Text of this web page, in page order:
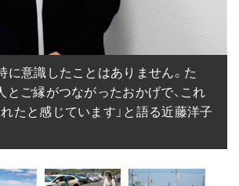
に意識したことはありません。た
とご縁がつながったおかげで、これ
たと感じています」と語る近藤洋子